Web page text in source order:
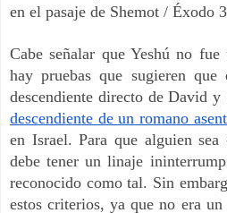
en el pasaje de Shemot / Éxodo
Cabe señalar que Yeshú no
hay pruebas que sugieren
descendiente directo de David
descendiente de un romano
en Israel. Para que alguien sea
debe tener un linaje
reconocido como tal. Sin
estos criterios, ya que no era